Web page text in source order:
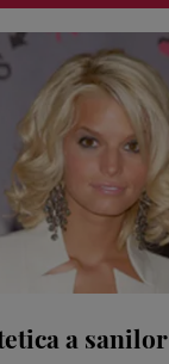
a sanilor